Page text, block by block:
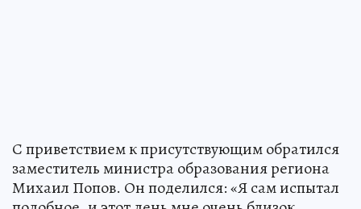
С приветствием к присутствующим обратился
заместитель министра образования региона
Михаил Попов. Он поделился: «Я сам испытал